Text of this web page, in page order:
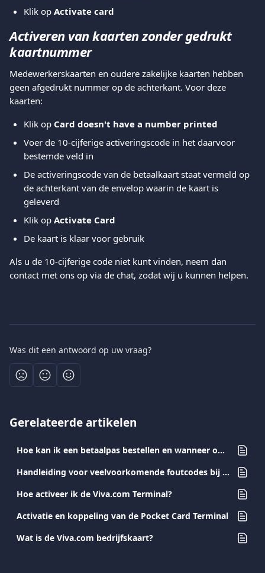
Klik op Activate card
Activeren van kaarten zonder gedrukt
kaartnummer
Medewerkerskaarten en oudere zakelijke kaarten hebben
geen afgedrukt nummer op de achterkant. Voor deze
kaarten:
Klik op Card doesn't have a number printed
Voer de 10-cijferige activeringscode in het daarvoor
bestemde veld in
De activeringscode van de betaalkaart staat vermeld op
de achterkant van de envelop waarin de kaart is
geleverd
Klik op Activate Card
De kaart is klaar voor gebruik
Als u de 10-cijferige code niet kunt vinden, neem dan
contact met ons op via de chat, zodat wij u kunnen helpen.
Was dit een antwoord op uw vraag?
Gerelateerde artikelen
Hoe kan ik een betaalpas bestellen en wanneer ontvang ik deze?
Handleiding voor veelvoorkomende foutcodes bij kaartactivatie
Hoe activeer ik de Viva.com Terminal?
Activatie en koppeling van de Pocket Card Terminal
Wat is de Viva.com bedrijfskaart?